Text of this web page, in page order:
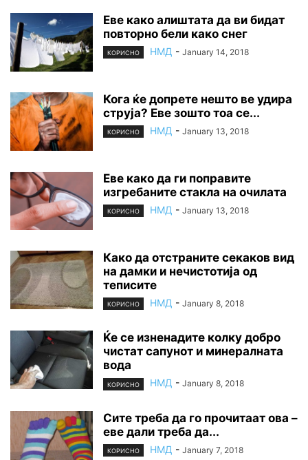
Еве како алиштата да ви бидат
повторно бели како снег
КОРИСНО НМД - January 14, 2018
Кога ќе допрете нешто ве удира
струја? Еве зошто тоа се...
КОРИСНО НМД - January 13, 2018
Еве како да ги поправите
изгребаните стакла на очилата
КОРИСНО НМД - January 13, 2018
Како да отстраните секаков вид
на дамки и нечистотија од
теписите
КОРИСНО НМД - January 8, 2018
Ќе се изненадите колку добро
чистат сапунот и минералната
вода
КОРИСНО НМД - January 8, 2018
Сите треба да го прочитаат ова –
еве дали треба да...
КОРИСНО НМД - January 7, 2018